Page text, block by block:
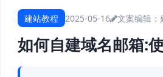
建站教程 2025-05-16 文案编辑：
如何自建域名邮箱: